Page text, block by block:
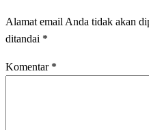
Alamat email Anda tidak akan
ditandai *
Komentar *